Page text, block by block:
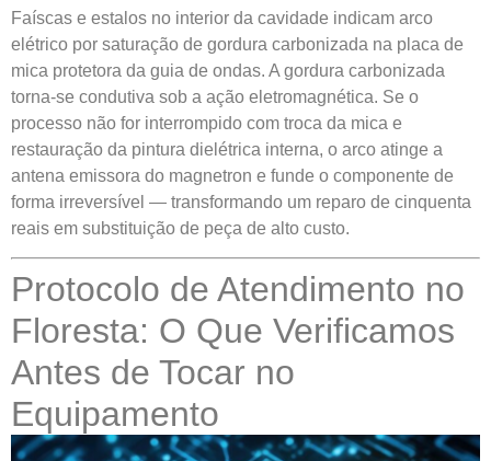
Faíscas e estalos no interior da cavidade indicam arco
elétrico por saturação de gordura carbonizada na placa de
mica protetora da guia de ondas. A gordura carbonizada
torna-se condutiva sob a ação eletromagnética. Se o
processo não for interrompido com troca da mica e
restauração da pintura dielétrica interna, o arco atinge a
antena emissora do magnetron e funde o componente de
forma irreversível — transformando um reparo de cinquenta
reais em substituição de peça de alto custo.
Protocolo de Atendimento no
Floresta: O Que Verificamos
Antes de Tocar no
Equipamento